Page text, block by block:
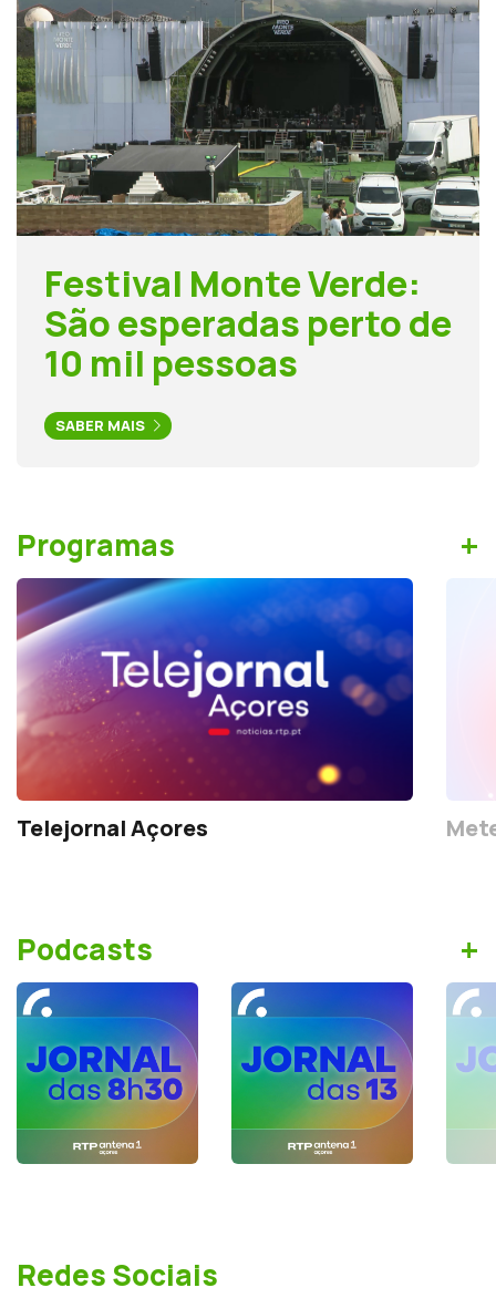
Festival Monte Verde:
São esperadas perto de
10 mil pessoas
SABER MAIS
Programas +
Telejornal Açores
Podcasts +
Redes Sociais